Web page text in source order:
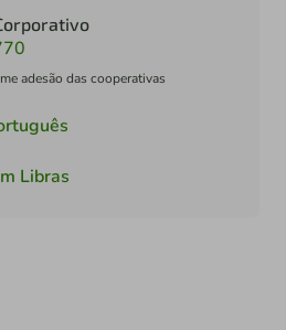
adesão das cooperativas
Libras